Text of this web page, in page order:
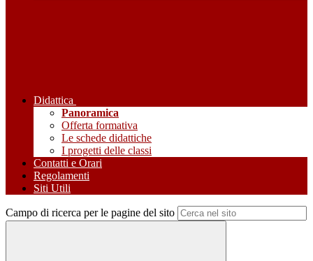
Didattica
Panoramica
Offerta formativa
Le schede didattiche
I progetti delle classi
Contatti e Orari
Regolamenti
Siti Utili
Campo di ricerca per le pagine del sito